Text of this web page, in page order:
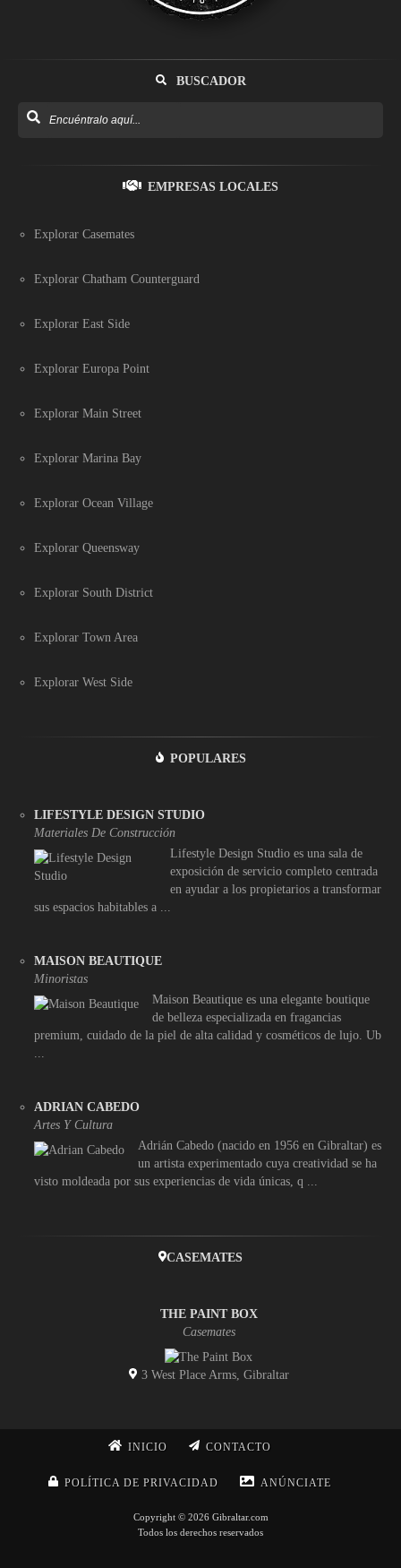
BUSCADOR
EMPRESAS LOCALES
Explorar Casemates
Explorar Chatham Counterguard
Explorar East Side
Explorar Europa Point
Explorar Main Street
Explorar Marina Bay
Explorar Ocean Village
Explorar Queensway
Explorar South District
Explorar Town Area
Explorar West Side
POPULARES
LIFESTYLE DESIGN STUDIO
Materiales De Construcción
Lifestyle Design Studio es una sala de
exposición de servicio completo centrada
en ayudar a los propietarios a transformar
sus espacios habitables a ...
MAISON BEAUTIQUE
Minoristas
Maison Beautique es una elegante boutique
de belleza especializada en fragancias
premium, cuidado de la piel de alta calidad y cosméticos de lujo. Ub
...
ADRIAN CABEDO
Artes Y Cultura
Adrián Cabedo (nacido en 1956 en Gibraltar) es
un artista experimentado cuya creatividad se ha
visto moldeada por sus experiencias de vida únicas, q ...
CASEMATES
THE PAINT BOX
Casemates
3 West Place Arms, Gibraltar
INICIO CONTACTO
POLÍTICA DE PRIVACIDAD ANÚNCIATE
Copyright © 2026 Gibraltar.com
Todos los derechos reservados